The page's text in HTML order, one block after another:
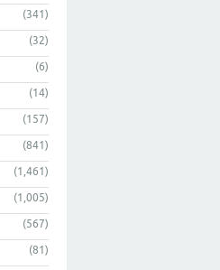
(341)
(32)
(6)
(14)
(157)
(841)
(1,461)
(1,005)
(567)
(81)